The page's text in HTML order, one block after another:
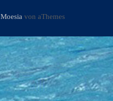
Moesia von aThemes